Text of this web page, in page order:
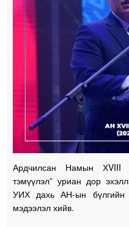
Ардчилсан Намын ХVIII
тэмүүлэл” уриан дор
УИХ дахь АН-ын бүлгийн
мэдээлэл хийв.